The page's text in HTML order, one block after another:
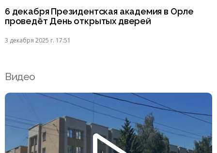
6 декабря Президентская академия в Орле
проведёт День открытых дверей
3 декабря 2025 г. 17:51
Видео